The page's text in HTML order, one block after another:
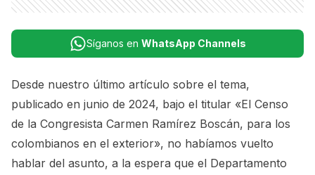
Síganos en WhatsApp Channels
Desde nuestro último artículo sobre el tema,
publicado en junio de 2024, bajo el titular «El Censo
de la Congresista Carmen Ramírez Boscán, para los
colombianos en el exterior», no habíamos vuelto
hablar del asunto, a la espera que el Departamento